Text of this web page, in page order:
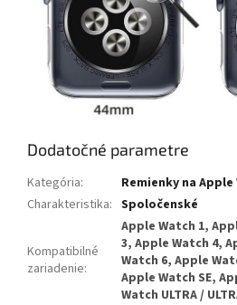
Dodatočné parametre
Kategória:
Remienky na Apple
Charakteristika: Spoločenské
Kompatibilné
zariadenie:
Apple Watch 1,
3, Apple Watch 4,
Watch 6, Apple
Apple Watch SE,
Watch ULTRA /